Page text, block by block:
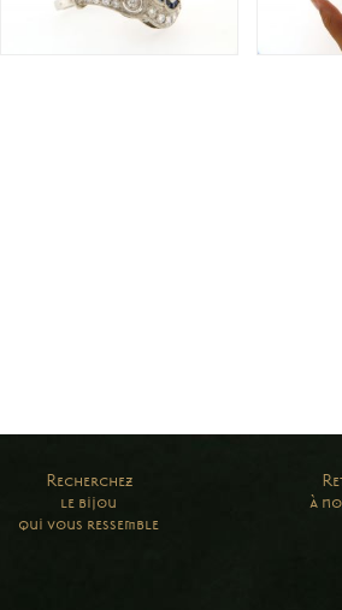
Recherchez
le bijou
qui vous ressemble
à